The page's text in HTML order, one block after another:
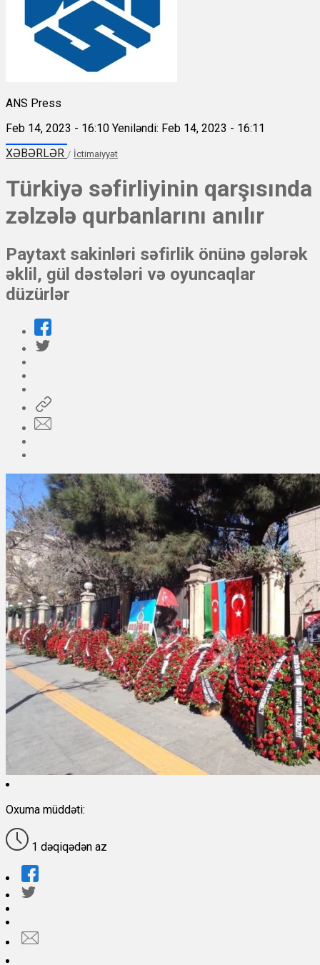
ANS Press
Feb 14, 2023 - 16:10 Yeniləndi: Feb 14, 2023 - 16:11
XƏBƏRLƏR / İctimaiyyət
Türkiyə səfirliyinin qarşısında
zəlzələ qurbanlarını anılır
Paytaxt sakinləri səfirlik önünə gələrək
əklil, gül dəstələri və oyuncaqlar
düzürlər
Oxuma müddəti:
1 dəqiqədən az